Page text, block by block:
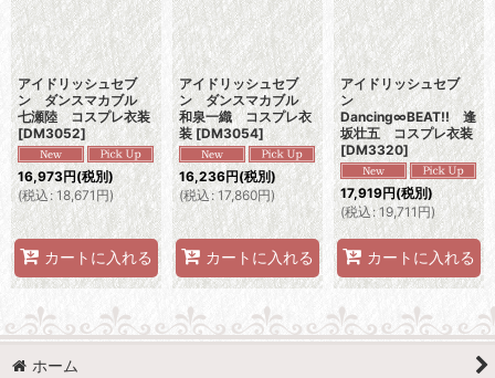
アイドリッシュセブ
ン ダンスマカブル
七瀬陸 コスプレ衣装
[DM3052]
16,973円(税別)
(税込: 18,671 円)
カートに入れる
アイドリッシュセブ
ン ダンスマカブル
和泉一織 コスプレ衣
装 [DM3054]
16,236円(税別)
(税込: 17,860円)
カートに入れる
アイドリッシュセブ
ン
Dancing∞BEAT!! 逢
坂壮五 コスプレ衣装
[DM3320]
17,919円(税別)
(税込: 19,711円)
カートに入れる
ホーム